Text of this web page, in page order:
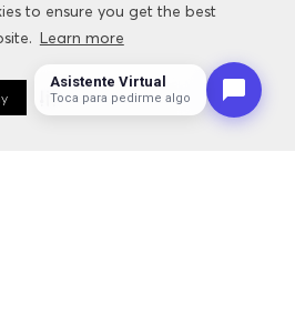
to ensure you get the best
Learn more
Cookie Preferences
to ensure you get the best
Learn more
Cookie Preferences
CON LA MARCA
Asistente Virtual
Toca para pedirme algo